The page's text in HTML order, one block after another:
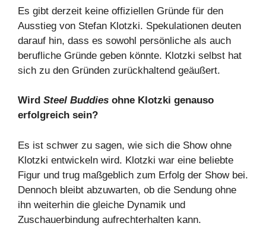
Es gibt derzeit keine offiziellen Gründe für den
Ausstieg von Stefan Klotzki. Spekulationen deuten
darauf hin, dass es sowohl persönliche als auch
berufliche Gründe geben könnte. Klotzki selbst hat
sich zu den Gründen zurückhaltend geäußert.
Wird Steel Buddies ohne Klotzki genauso
erfolgreich sein?
Es ist schwer zu sagen, wie sich die Show ohne
Klotzki entwickeln wird. Klotzki war eine beliebte
Figur und trug maßgeblich zum Erfolg der Show bei.
Dennoch bleibt abzuwarten, ob die Sendung ohne
ihn weiterhin die gleiche Dynamik und
Zuschauerbindung aufrechterhalten kann.